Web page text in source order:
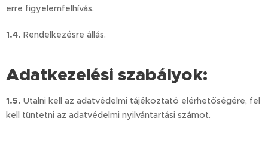
erre figyelemfelhívás.
1.4. Rendelkezésre állás.
Adatkezelési szabályok:
1.5. Utalni kell az adatvédelmi tájékoztató elérhetőségére, fel
kell tüntetni az adatvédelmi nyilvántartási számot.